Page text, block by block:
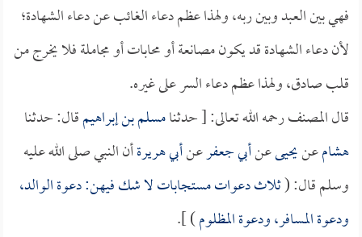
فهي بين العبد وبين ربه، ولهذا عظم دعاء الغائب عن دعاء الشهادة؛
لأن دعاء الشهادة قد يكون مصانعة أو محابات أو مجاملة فلا يخرج من
قلب صادق، ولهذا عظم دعاء السر على غيره.
قال المصنف رحمه الله تعالى: [ حدثنامسلم بن إبراهيمقال: حدثنا
هشامعنيحيىعنأبي جعفرعنأبي هريرةأن النبي صلى الله عليه
وسلم قال: (ثلاث دعوات مستجابات لا شك فيهن: دعوة الوالد،
ودعوة المسافر، ودعوة المظلوم) ].